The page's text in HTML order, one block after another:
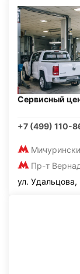
Сервисный
+7 (499) 110-
Пр-т
ул. Удальцова,